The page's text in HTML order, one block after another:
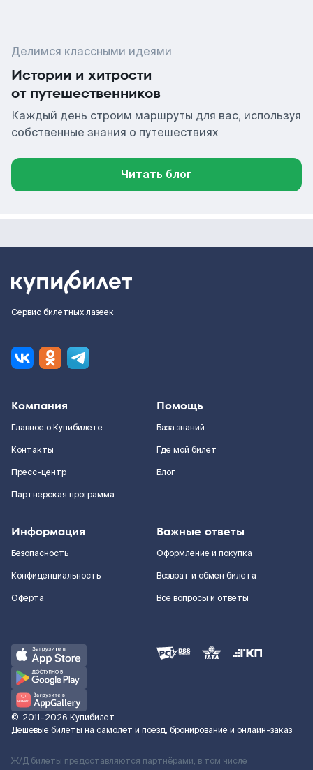
Делимся классными идеями
Истории и хитрости
от путешественников
Каждый день строим маршруты для вас, используя
собственные знания о путешествиях
Читать блог
Сервис билетных лазеек
Компания
Главное о Купибилете
Контакты
Пресс-центр
Партнерская программа
Помощь
База знаний
Где мой билет
Блог
Информация
Безопасность
Конфиденциальность
Оферта
Важные ответы
Оформление и покупка
Возврат и обмен билета
Все вопросы и ответы
© 2011–2026 Купибилет
Дешёвые билеты на самолёт и поезд, бронирование и онлайн-заказ
Ж/Д билеты предоставляются партнёрами, в том числе